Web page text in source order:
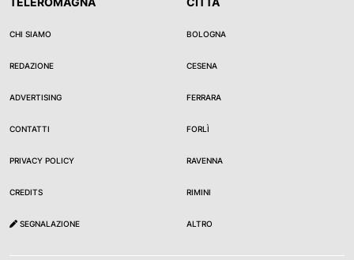
CHI SIAMO
REDAZIONE
ADVERTISING
CONTATTI
PRIVACY POLICY
CREDITS
SEGNALAZIONE
BOLOGNA
CESENA
FERRARA
FORLÌ
RAVENNA
RIMINI
ALTRO